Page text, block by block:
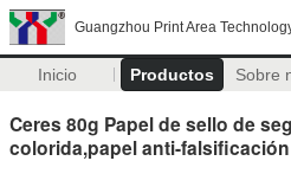
Guangzhou Print Area
Inicio Productos Sobre
Ceres 80g Papel de sello de
colorida,papel anti-falsificación